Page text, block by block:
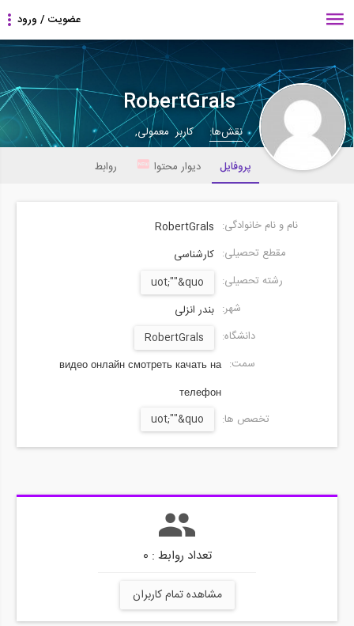
RobertGrals
نقش‌ها:
کاربر معمولی,
پروفایل
دیوار محتوا روابط
نام و نام خانوادگی: RobertGrals
مقطع تحصیلی: کارشناسی
رشته تحصیلی:
uot;""&quo
شهر: بندر انزلی
دانشگاه:
RobertGrals
سمت: видео онлайн смотреть качать на
телефон
تخصص ها:
uot;""&quo
تعداد روابط : 0
مشاهده تمام کاربران